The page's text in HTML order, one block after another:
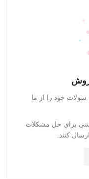
خود را از ما
برای حل مشکلات
کنند.